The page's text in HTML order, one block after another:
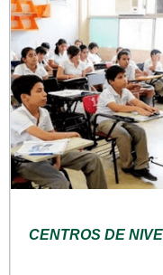
CENTROS DE